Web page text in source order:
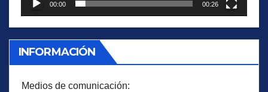
00:00 00:26
INFORMACIÓN
Medios de comunicación: